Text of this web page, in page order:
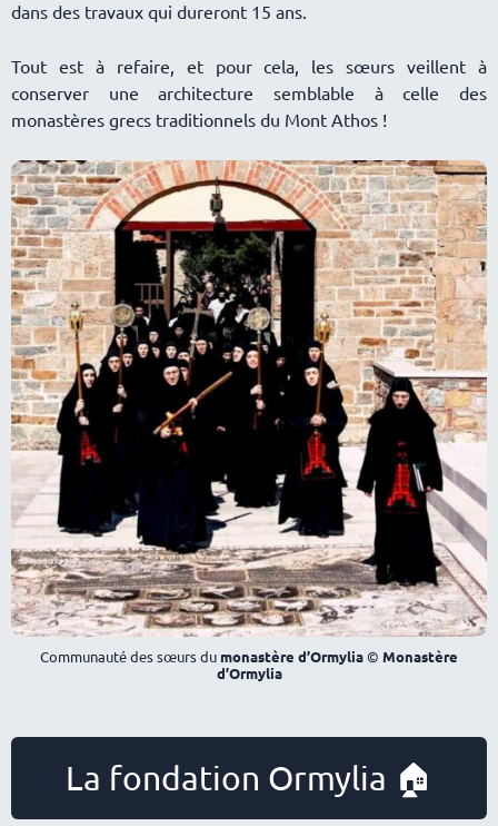
dans des travaux qui dureront 15 ans.
Tout est à refaire, et pour cela, les sœurs veillent à
conserver une architecture semblable à celle des
monastères grecs traditionnels du Mont Athos !
Communauté des sœurs du monastère d’Ormylia© Monastère
d’Ormylia
La fondation Ormylia 🏠